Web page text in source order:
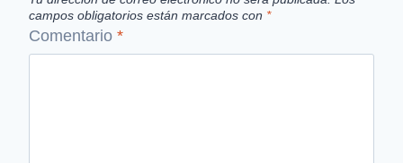
campos obligatorios están marcados con *
Comentario *